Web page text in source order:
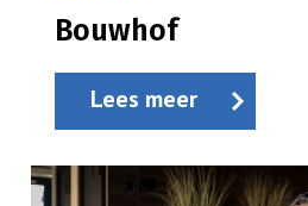
Bouwhof
Lees meer